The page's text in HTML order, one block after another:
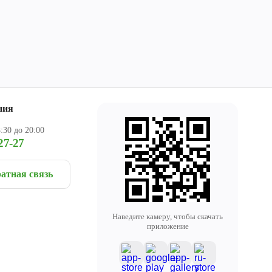
до 20:00
27
связь
Наведите камеру, чтобы скачать
приложение